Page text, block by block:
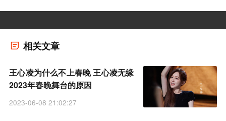
相关文章
王心凌为什么不上春晚 王心凌无缘
2023年春晚舞台的原因
2023-06-08 21:02:27